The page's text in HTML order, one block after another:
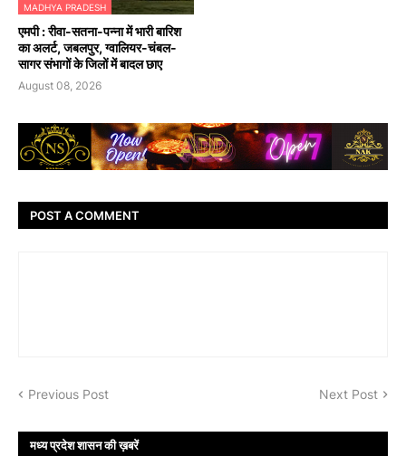
MADHYA PRADESH
एमपी : रीवा-सतना-पन्ना में भारी बारिश
का अलर्ट, जबलपुर, ग्वालियर-चंबल-
सागर संभागों के जिलों में बादल छाए
August 08, 2026
POST A COMMENT
Previous Post Next Post
मध्य प्रदेश शासन की ख़बरें